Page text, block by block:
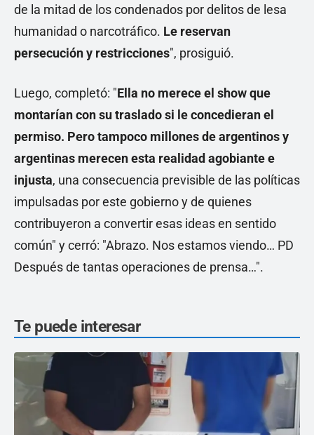
de la mitad de los condenados por delitos de lesa
humanidad o narcotráfico. Le reservan
persecución y restricciones", prosiguió.
Luego, completó: "Ella no merece el show que
montarían con su traslado si le concedieran el
permiso. Pero tampoco millones de argentinos y
argentinas merecen esta realidad agobiante e
injusta, una consecuencia previsible de las políticas
impulsadas por este gobierno y de quienes
contribuyeron a convertir esas ideas en sentido
común" y cerró: "Abrazo. Nos estamos viendo… PD
Después de tantas operaciones de prensa…".
Te puede interesar